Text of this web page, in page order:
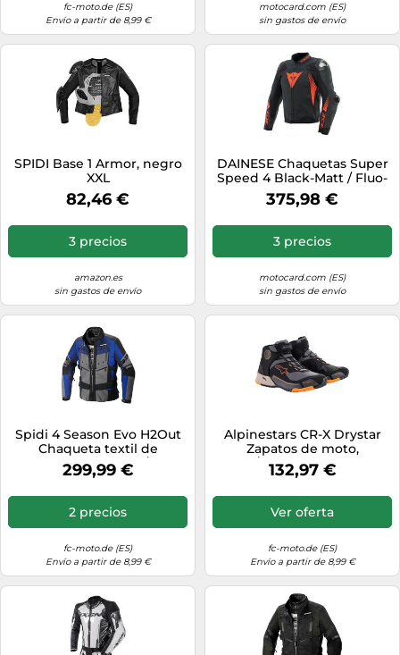
fc-moto.de (ES)
Envío a partir de 8,99 €
motocard.com (ES)
sin gastos de envío
SPIDI Base 1 Armor, negro
XXL
82,46 €
3 precios
amazon.es
sin gastos de envío
DAINESE Chaquetas Super
Speed 4 Black-Matt / Fluo-
Red 52
375,98 €
3 precios
motocard.com (ES)
sin gastos de envío
Spidi 4 Season Evo H2Out
Chaqueta textil de
motocicleta, negro/azul,
Talla M
299,99 €
2 precios
fc-moto.de (ES)
Envío a partir de 8,99 €
Alpinestars CR-X Drystar
Zapatos de moto,
negro/naranja, Talla 8 (40,5)
132,97 €
Ver oferta
fc-moto.de (ES)
Envío a partir de 8,99 €